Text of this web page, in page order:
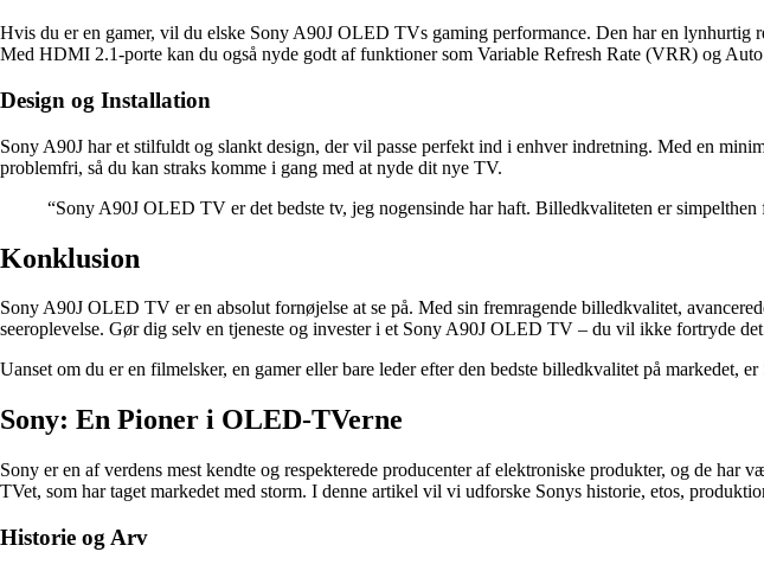
Hvis du er en gamer, vil du elske Sony A90J OLED TVs gaming performance. Den har en
Med HDMI 2.1-porte kan du også nyde godt af funktioner som Variable Refresh Rate (VRR) og
Design og Installation
Sony A90J har et stilfuldt og slankt design, der vil passe perfekt ind i enhver indretning. Med en
problemfri, så du kan straks komme i gang med at nyde dit nye TV.
“Sony A90J OLED TV er det bedste tv, jeg nogensinde har haft. Billedkvaliteten er
Konklusion
Sony A90J OLED TV er en absolut fornøjelse at se på. Med sin fremragende billedkvalitet,
seeroplevelse. Gør dig selv en tjeneste og invester i et Sony A90J OLED TV – du vil ikke fortryde
Uanset om du er en filmelsker, en gamer eller bare leder efter den bedste billedkvalitet på
Sony: En Pioner i OLED-TVerne
Sony er en af verdens mest kendte og respekterede producenter af elektroniske produkter, og de
TVet, som har taget markedet med storm. I denne artikel vil vi udforske Sonys historie, etos,
Historie og Arv